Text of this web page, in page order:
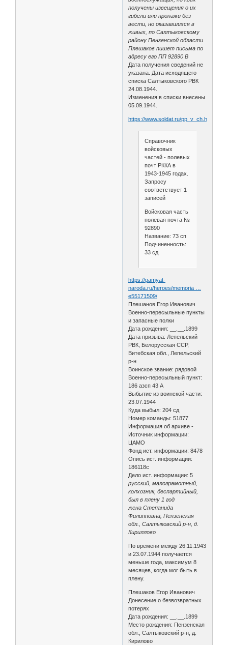
получены извещения о их
гибели или пропажи без
вести, но оказавшихся в
живых, по Салтыковскому
району Пензенской области
Плешаков пишет письма по
адресу его ПП 92890 В
Дата получения сведений не
указана. Дата исходящего
списка Салтыковского РВК
24.08.1944.
Изменения в списки внесены
05.09.1944.
https://www.soldat.ru/pp_v_ch.html
Справочник
войсковых
частей - полевых
почт РККА в
1943-1945 годах.
Запросу
соответствует 1
записей
Войсковая часть
полевая почта №
92890
Название: 73 сп
Подчиненность:
33 сд
https://pamyat-
naroda.ru/heroes/memoria …
e55171509/
Плешанов Егор Иванович
Военно-пересыльные пункты
и запасные полки
Дата рождения: __.__.1899
Дата призыва: Лепельский
РВК, Белорусская ССР,
Витебская обл., Лепельский
р-н
Воинское звание: рядовой
Военно-пересыльный пункт:
186 азсп 43 А
Выбытие из воинской части:
23.07.1944
Куда выбыл: 204 сд
Номер команды: 51877
Информация об архиве -
Источник информации:
ЦАМО
Фонд ист. информации: 8478
Опись ист. информации:
186118с
Дело ист. информации: 5
русский, малограмотный,
колхозник, беспартийный,
был в плену 1 год
жена Степанида
Филипповна, Пензенская
обл., Салтыковский р-н, д.
Кириллово
По времени между 26.11.1943
и 23.07.1944 получается
меньше года, максимум 8
месяцев, когда мог быть в
плену.
Плешаков Егор Иванович
Донесение о безвозвратных
потерях
Дата рождения: __.__.1899
Место рождения: Пензенская
обл., Салтыковский р-н, д.
Кирилово